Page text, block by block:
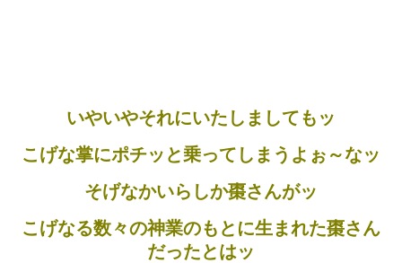
いやいやそれにいたしましてもッ
こげな掌にポチッと乗ってしまうよぉ～なッ
そげなかいらしか棗さんがッ
こげなる数々の神業のもとに生まれた棗さん
だったとはッ